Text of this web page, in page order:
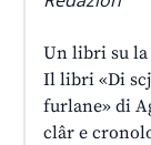
Un libri su la
Il libri «Di
furlane» di
clâr e